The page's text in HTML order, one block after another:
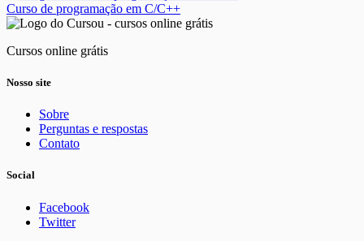
Curso de programação em C/C++
Cursos online grátis
Nosso site
Sobre
Perguntas e respostas
Contato
Social
Facebook
Twitter